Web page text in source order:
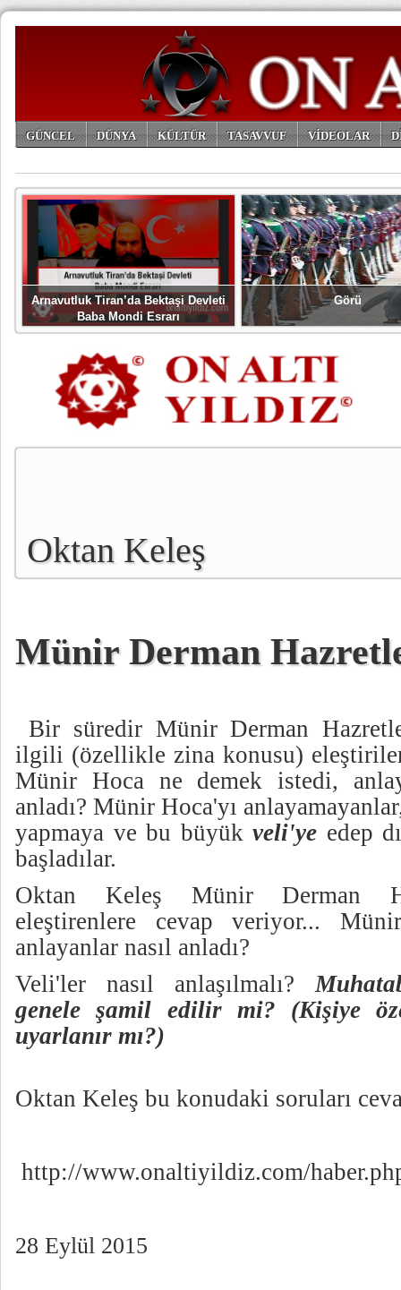
GÜNCEL DÜNYA KÜLTÜR TASAVVUF VİDEOLAR
Arnavutluk Tiran’da Bektaşi Devleti
Baba Mondi Esrarı
Görü
Oktan Keleş
Münir Derman
Bir süredir Münir Derman
ilgili (özellikle zina konusu) eleştiriler
Münir Hoca ne demek istedi,
anladı? Münir Hoca'yı
yapmaya ve bu büyük veli'ye edep
başladılar.
Oktan Keleş Münir Derman
eleştirenlere cevap veriyor...
anlayanlar nasıl anladı?
Veli'ler nasıl anlaşılmalı?
genele şamil edilir mi? (Kişiye
uyarlanır mı?)
Oktan Keleş bu konudaki soruları
http://www.onaltiyildiz.com/
28 Eylül 2015